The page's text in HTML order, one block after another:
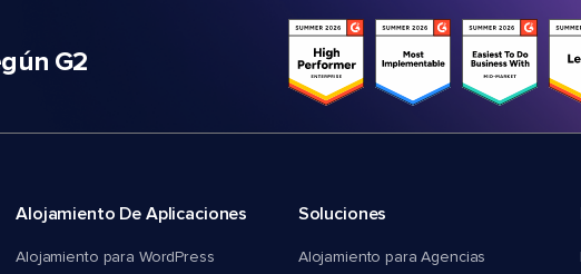
G2
Alojamiento De Aplicaciones
Alojamiento para WordPress
Soluciones
Alojamiento para Agencias